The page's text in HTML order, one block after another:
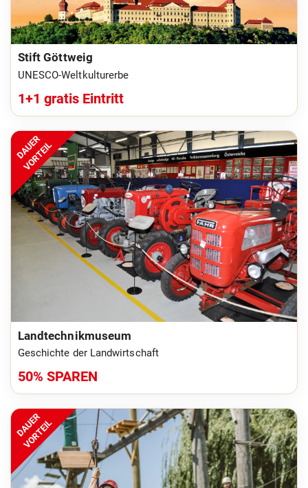
Stift Göttweig
UNESCO-Weltkulturerbe
1+1 gratis Eintritt
DAUER
VORTEIL
Landtechnikmuseum
Geschichte der Landwirtschaft
50% SPAREN
DAUER
VORTEIL